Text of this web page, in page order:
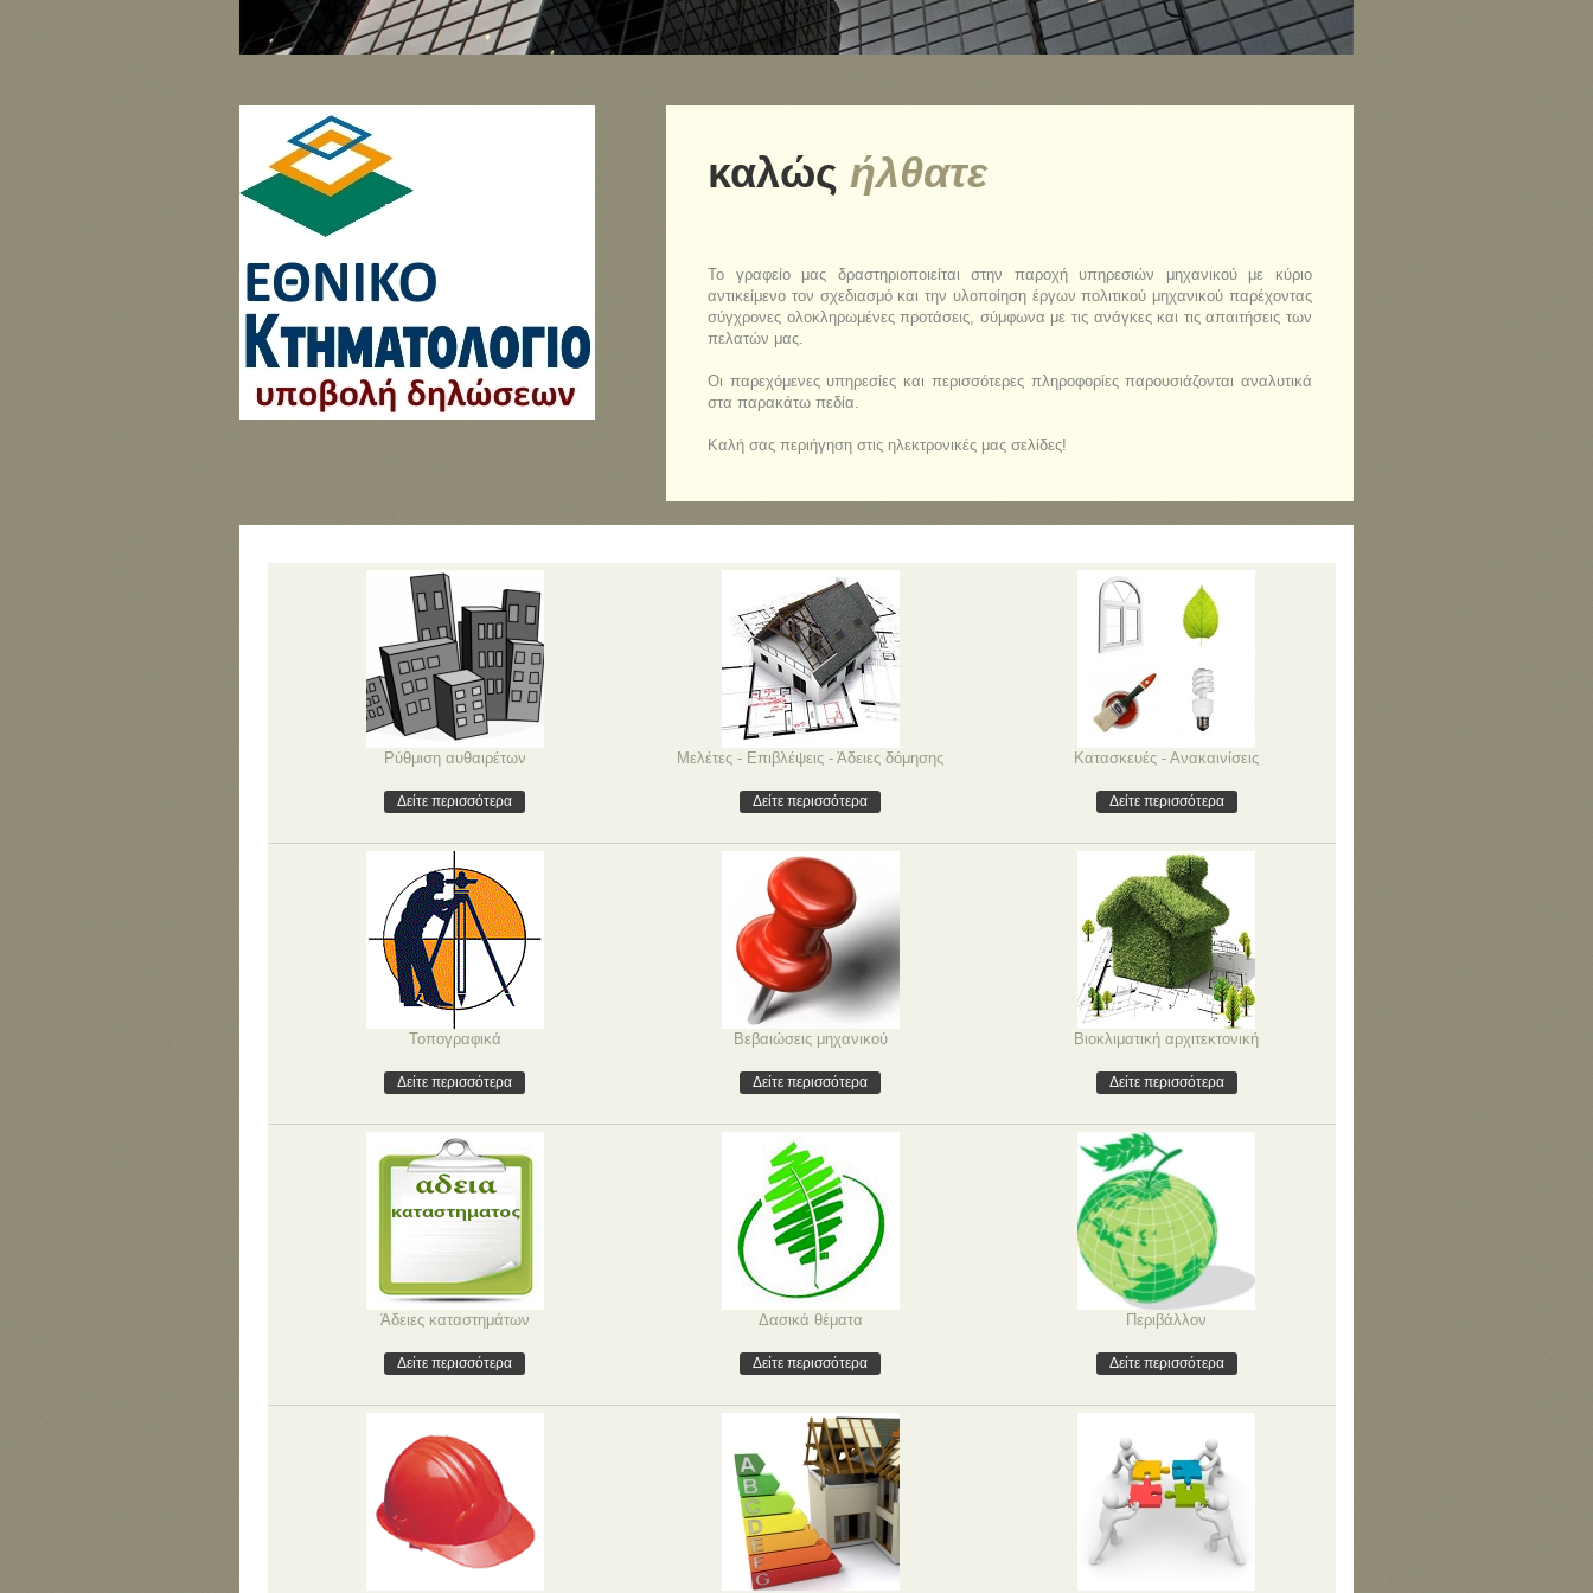
καλώς ήλθατε
Το γραφείο μας δραστηριοποιείται στην παροχή υπηρεσιών μηχανικού με κύριο
αντικείμενο τον σχεδιασμό και την υλοποίηση έργων πολιτικού μηχανικού παρέχοντας
σύγχρονες ολοκληρωμένες προτάσεις, σύμφωνα με τις ανάγκες και τις απαιτήσεις των
πελατών μας.
Οι παρεχόμενες υπηρεσίες και περισσότερες πληροφορίες παρουσιάζονται αναλυτικά
στα παρακάτω πεδία.
Καλή σας περιήγηση στις ηλεκτρονικές μας σελίδες!
Ρύθμιση αυθαιρέτων
Δείτε περισσότερα
Μελέτες - Επιβλέψεις - Άδειες δόμησης
Δείτε περισσότερα
Κατασκευές - Ανακαινίσεις
Δείτε περισσότερα
Τοπογραφικά
Δείτε περισσότερα
Βεβαιώσεις μηχανικού
Δείτε περισσότερα
Βιοκλιματική αρχιτεκτονική
Δείτε περισσότερα
Άδειες καταστημάτων
Δείτε περισσότερα
Δασικά θέματα
Δείτε περισσότερα
Περιβάλλον
Δείτε περισσότερα